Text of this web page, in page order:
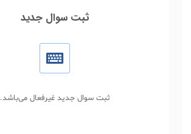
ثبت سوال جدید
ثبت سوال جدید غیرفعال می‌باشد.